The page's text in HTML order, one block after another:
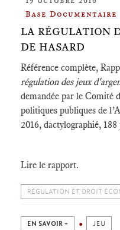
Base Documentaire
LA RÉGULATION
DE HASARD
Référence complète,
régulation des jeux
demandée par le Comité
politiques publiques de
2016, dactylographié, 188
Lire le rapport.
RÉGULATION ET DROIT
EN SAVOIR + JEU